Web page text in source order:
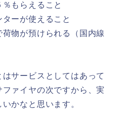
もらえること
ーが使えること
物が預けられる（国内線
サービスとしてはあって
ァイヤの次ですから、実
かなと思います。